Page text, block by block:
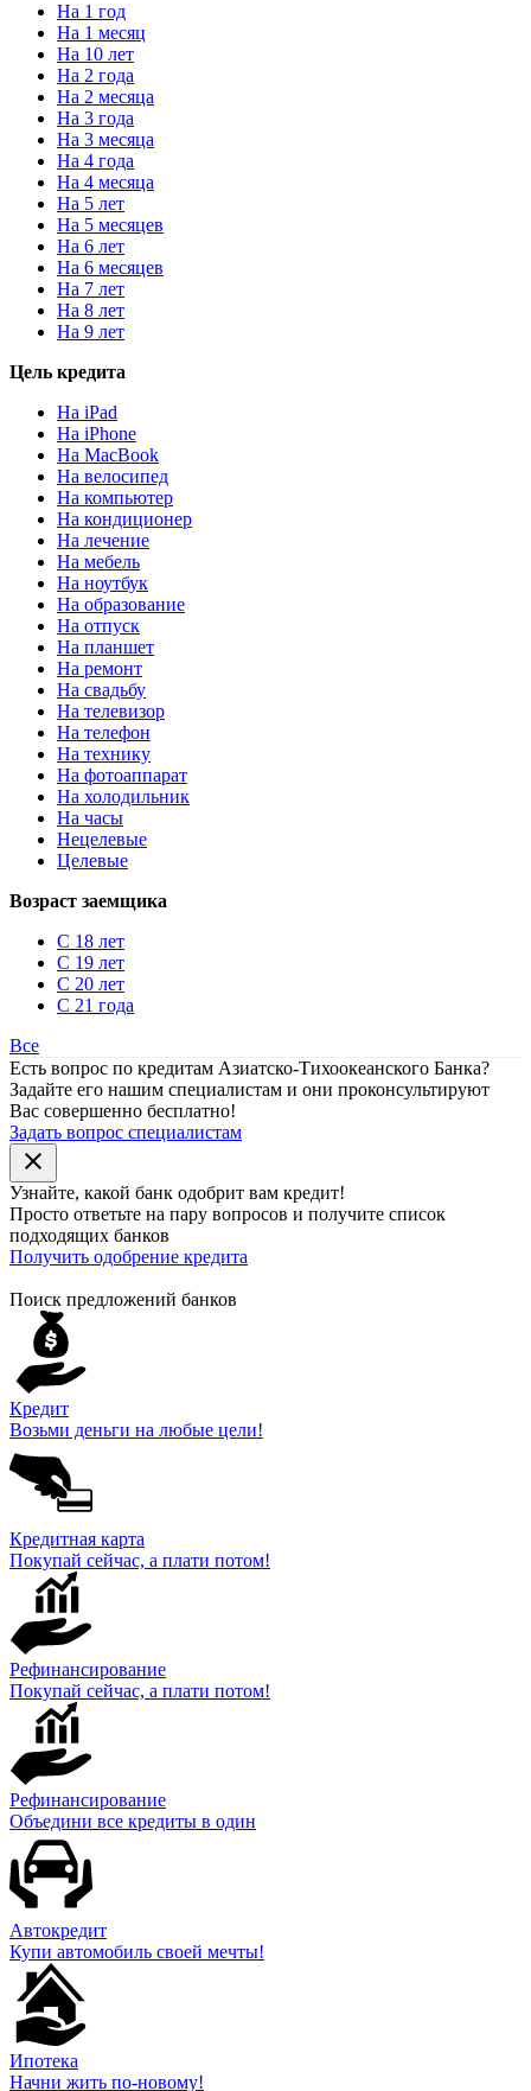
На 1 год
На 1 месяц
На 10 лет
На 2 года
На 2 месяца
На 3 года
На 3 месяца
На 4 года
На 4 месяца
На 5 лет
На 5 месяцев
На 6 лет
На 6 месяцев
На 7 лет
На 8 лет
На 9 лет
Цель кредита
На iPad
На iPhone
На MacBook
На велосипед
На компьютер
На кондиционер
На лечение
На мебель
На ноутбук
На образование
На отпуск
На планшет
На ремонт
На свадьбу
На телевизор
На телефон
На технику
На фотоаппарат
На холодильник
На часы
Нецелевые
Целевые
Возраст заемщика
С 18 лет
С 19 лет
С 20 лет
С 21 года
Все
Есть вопрос по кредитам Азиатско-Тихоокеанского Банка?
Задайте его нашим специалистам и они проконсультируют
Вас совершенно бесплатно!
Задать вопрос специалистам
close
Узнайте, какой банк одобрит вам кредит!
Просто ответьте на пару вопросов и получите список
подходящих банков
Получить одобрение кредита
Поиск предложений банков
Кредит
Возьми деньги на любые цели!
Кредитная карта
Покупай сейчас, а плати потом!
Рефинансирование
Покупай сейчас, а плати потом!
Рефинансирование
Объедини все кредиты в один
Автокредит
Купи автомобиль своей мечты!
Ипотека
Начни жить по-новому!